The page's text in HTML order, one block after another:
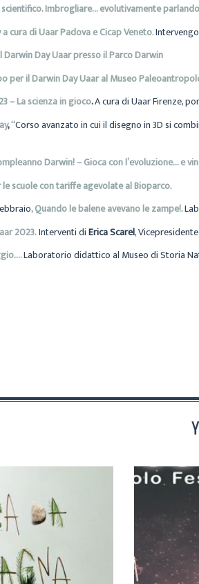
Imbrogliare… evolutivamente
cura di Uaar Padova e Cicap Veneto.
Darwin Day Uaar presso il Parco Darwin
per il Darwin Day Uaar al Museo
– La scienza in gioco.A cura di Uaar Firenze,
,“Corso avanzato in cui il disegno in 3D si
Darwin! – Gioca con l’evoluzione… e
scuole con tariffe agevolate al Bioparco.
Quando le balene avevano le zampe!.
2023.Interventi diErica Scarel,
Laboratorio didattico al Museo di Storia